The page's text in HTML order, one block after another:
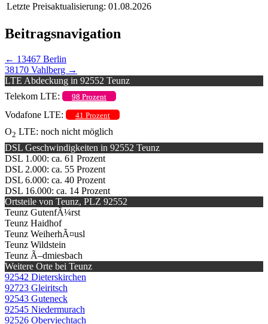
Letzte Preisaktualisierung: 01.08.2026
Beitragsnavigation
← 13467 Berlin
38170 Vahlberg →
LTE Abdeckung in 92552 Teunz
Telekom LTE:
98 Prozent
Vodafone LTE: 41 Prozent
O2 LTE: noch nicht möglich
DSL Geschwindigkeiten in 92552 Teunz
DSL 1.000: ca. 61 Prozent
DSL 2.000: ca. 55 Prozent
DSL 6.000: ca. 40 Prozent
DSL 16.000: ca. 14 Prozent
Ortsteile von Teunz, PLZ 92552
Teunz GutenfÃ¼rst
Teunz Haidhof
Teunz WeiherhÃ¤usl
Teunz Wildstein
Teunz Ã–dmiesbach
Weitere Orte bei Teunz
92542 Dieterskirchen
92723 Gleiritsch
92543 Guteneck
92545 Niedermurach
92526 Oberviechtach